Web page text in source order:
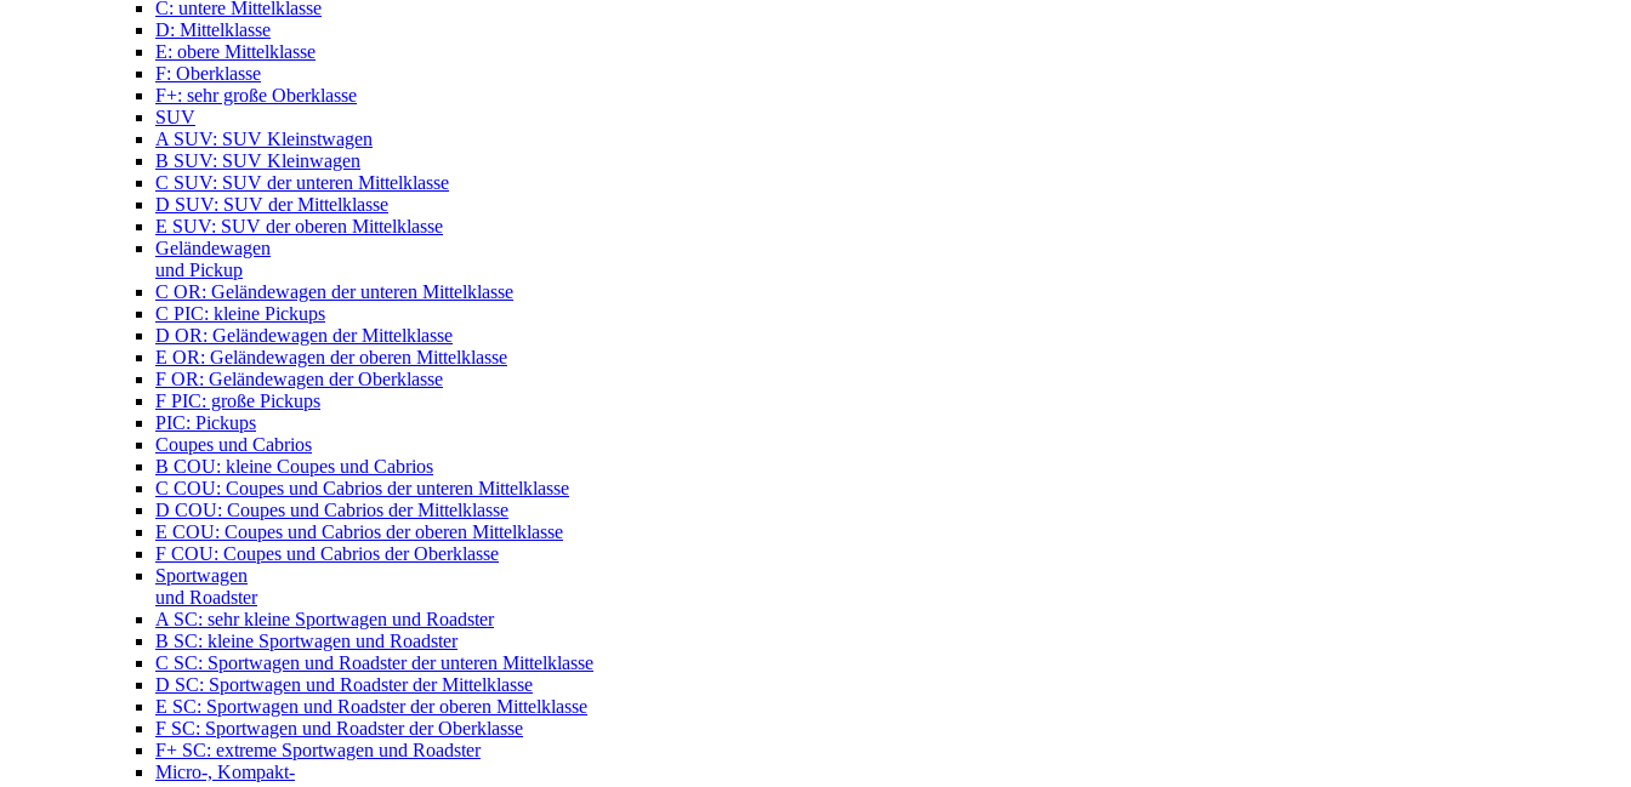
C: untere Mittelklasse
D: Mittelklasse
E: obere Mittelklasse
F: Oberklasse
F+: sehr große Oberklasse
SUV
A SUV: SUV Kleinstwagen
B SUV: SUV Kleinwagen
C SUV: SUV der unteren Mittelklasse
D SUV: SUV der Mittelklasse
E SUV: SUV der oberen Mittelklasse
Geländewagen
und Pickup
C OR: Geländewagen der unteren Mittelklasse
C PIC: kleine Pickups
D OR: Geländewagen der Mittelklasse
E OR: Geländewagen der oberen Mittelklasse
F OR: Geländewagen der Oberklasse
F PIC: große Pickups
PIC: Pickups
Coupes und Cabrios
B COU: kleine Coupes und Cabrios
C COU: Coupes und Cabrios der unteren Mittelklasse
D COU: Coupes und Cabrios der Mittelklasse
E COU: Coupes und Cabrios der oberen Mittelklasse
F COU: Coupes und Cabrios der Oberklasse
Sportwagen
und Roadster
A SC: sehr kleine Sportwagen und Roadster
B SC: kleine Sportwagen und Roadster
C SC: Sportwagen und Roadster der unteren Mittelklasse
D SC: Sportwagen und Roadster der Mittelklasse
E SC: Sportwagen und Roadster der oberen Mittelklasse
F SC: Sportwagen und Roadster der Oberklasse
F+ SC: extreme Sportwagen und Roadster
Micro-, Kompakt-